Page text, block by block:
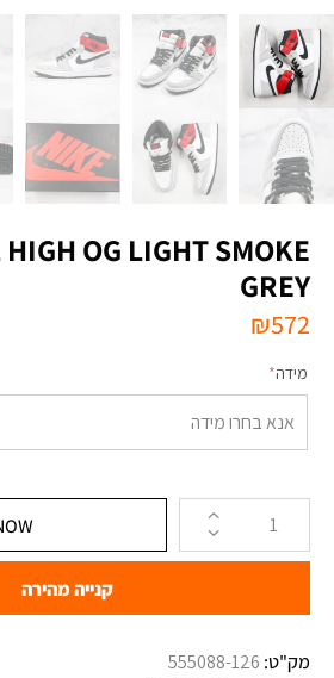
OG LIGHT SMOKE
GREY
₪572
מידה*
אנא בחרו מידה
קנייה מהירה
מק"ט: 555088-126